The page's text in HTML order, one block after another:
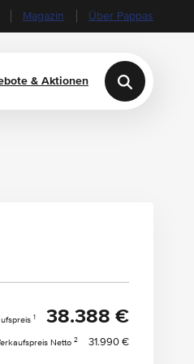
Magazin Über Pappas
& Aktionen
1 38.388 €
Netto 2 31.990 €